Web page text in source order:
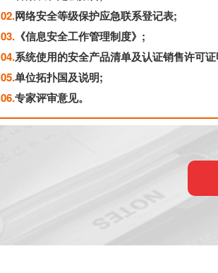
02.网络安全等级保护应急联系登记表;
03. 《信息安全工作管理制度》;
04.系统使用的安全产品清单及认证销售许可
05.单位拓扑国及说明;
06.专家评审意见。